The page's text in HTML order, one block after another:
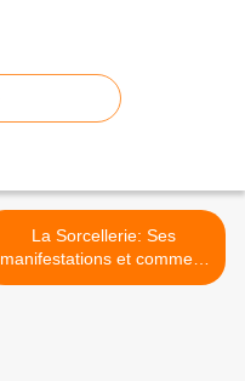
La Sorcellerie: Ses
manifestations et comment
la vaincre >